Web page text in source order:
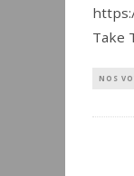
Take
NOS